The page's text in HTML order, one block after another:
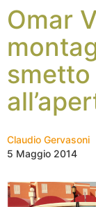
Omar
Claudio Gervasoni
5 Maggio 2014